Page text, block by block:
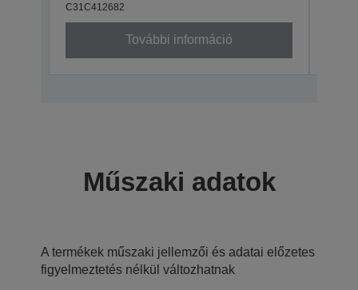
C31C412682
További információ
Műszaki adatok
A termékek műszaki jellemzői és adatai előzetes
figyelmeztetés nélkül változhatnak